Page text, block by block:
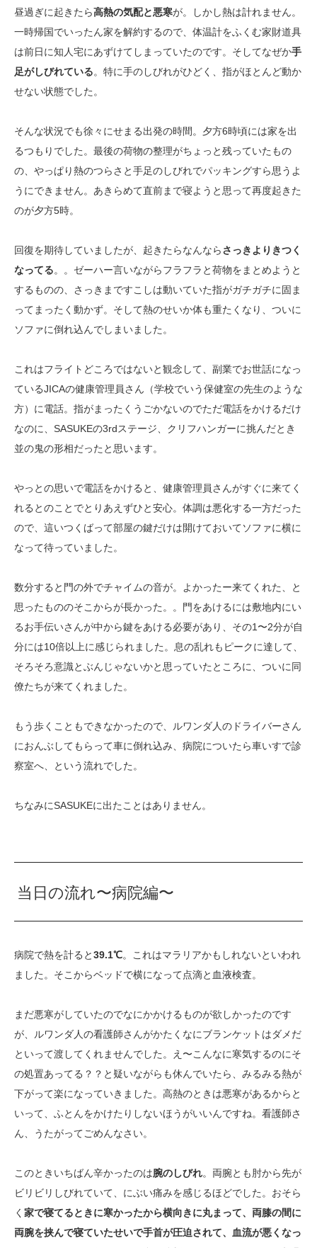
昼過ぎに起きたら高熱の気配と悪寒が。しかし熱は計れません。
一時帰国でいったん家を解約するので、体温計をふくむ家財道具
は前日に知人宅にあずけてしまっていたのです。そしてなぜか手
足がしびれている。特に手のしびれがひどく、指がほとんど動か
せない状態でした。
そんな状況でも徐々にせまる出発の時間。夕方6時頃には家を出
るつもりでした。最後の荷物の整理がちょっと残っていたもの
の、やっぱり熱のつらさと手足のしびれでパッキングすら思うよ
うにできません。あきらめて直前まで寝ようと思って再度起きた
のが夕方5時。
回復を期待していましたが、起きたらなんならさっきよりきつく
なってる。。ゼーハー言いながらフラフラと荷物をまとめようと
するものの、さっきまですこしは動いていた指がガチガチに固ま
ってまったく動かず。そして熱のせいか体も重たくなり、ついに
ソファに倒れ込んでしまいました。
これはフライトどころではないと観念して、副業でお世話になっ
ているJICAの健康管理員さん（学校でいう保健室の先生のような
方）に電話。指がまったくうごかないのでただ電話をかけるだけ
なのに、SASUKEの3rdステージ、クリフハンガーに挑んだとき
並の鬼の形相だったと思います。
やっとの思いで電話をかけると、健康管理員さんがすぐに来てく
れるとのことでとりあえずひと安心。体調は悪化する一方だった
ので、這いつくばって部屋の鍵だけは開けておいてソファに横に
なって待っていました。
数分すると門の外でチャイムの音が。よかったー来てくれた、と
思ったもののそこからが長かった。。門をあけるには敷地内にい
るお手伝いさんが中から鍵をあける必要があり、その1〜2分が自
分には10倍以上に感じられました。息の乱れもピークに達して、
そろそろ意識とぶんじゃないかと思っていたところに、ついに同
僚たちが来てくれました。
もう歩くこともできなかったので、ルワンダ人のドライバーさん
におんぶしてもらって車に倒れ込み、病院についたら車いすで診
察室へ、という流れでした。
ちなみにSASUKEに出たことはありません。
当日の流れ〜病院編〜
病院で熱を計ると39.1℃。これはマラリアかもしれないといわれ
ました。そこからベッドで横になって点滴と血液検査。
まだ悪寒がしていたのでなにかかけるものが欲しかったのです
が、ルワンダ人の看護師さんがかたくなにブランケットはダメだ
といって渡してくれませんでした。え〜こんなに寒気するのにそ
の処置あってる？？と疑いながらも休んでいたら、みるみる熱が
下がって楽になっていきました。高熱のときは悪寒があるからと
いって、ふとんをかけたりしないほうがいいんですね。看護師さ
ん、うたがってごめんなさい。
このときいちばん辛かったのは腕のしびれ。両腕とも肘から先が
ビリビリしびれていて、にぶい痛みを感じるほどでした。おそら
く 家で寝てるときに寒かったから横向きに丸まって、両膝の間に
両腕を挟んで寝ていたせいで手首が圧迫されて、血流が悪くなっ